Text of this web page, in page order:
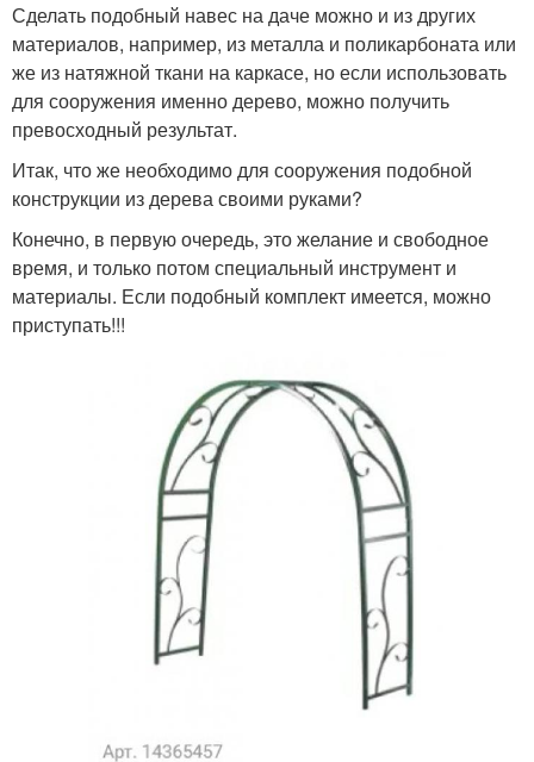
Сделать подобный навес на даче можно и из других
материалов, например, из металла и поликарбоната или
же из натяжной ткани на каркасе, но если использовать
для сооружения именно дерево, можно получить
превосходный результат.
Итак, что же необходимо для сооружения подобной
конструкции из дерева своими руками?
Конечно, в первую очередь, это желание и свободное
время, и только потом специальный инструмент и
материалы. Если подобный комплект имеется, можно
приступать!!!